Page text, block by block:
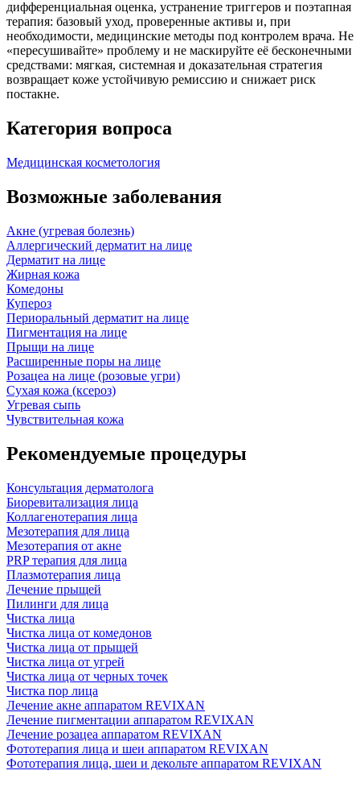
дифференциальная оценка, устранение триггеров и поэтапная
терапия: базовый уход, проверенные активы и, при
необходимости, медицинские методы под контролем врача. Не
«пересушивайте» проблему и не маскируйте её бесконечными
средствами: мягкая, системная и доказательная стратегия
возвращает коже устойчивую ремиссию и снижает риск
постакне.
Категория вопроса
Медицинская косметология
Возможные заболевания
Акне (угревая болезнь)
Аллергический дерматит на лице
Дерматит на лице
Жирная кожа
Комедоны
Купероз
Периоральный дерматит на лице
Пигментация на лице
Прыщи на лице
Расширенные поры на лице
Розацеа на лице (розовые угри)
Сухая кожа (ксероз)
Угревая сыпь
Чувствительная кожа
Рекомендуемые процедуры
Консультация дерматолога
Биоревитализация лица
Коллагенотерапия лица
Мезотерапия для лица
Мезотерапия от акне
PRP терапия для лица
Плазмотерапия лица
Лечение прыщей
Пилинги для лица
Чистка лица
Чистка лица от комедонов
Чистка лица от прыщей
Чистка лица от угрей
Чистка лица от черных точек
Чистка пор лица
Лечение акне аппаратом REVIXAN
Лечение пигментации аппаратом REVIXAN
Лечение розацеа аппаратом REVIXAN
Фототерапия лица и шеи аппаратом REVIXAN
Фототерапия лица, шеи и декольте аппаратом REVIXAN